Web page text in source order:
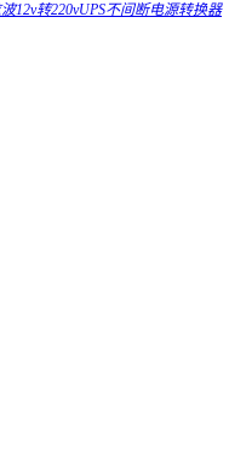
12v转220vUPS不间断电源转换器